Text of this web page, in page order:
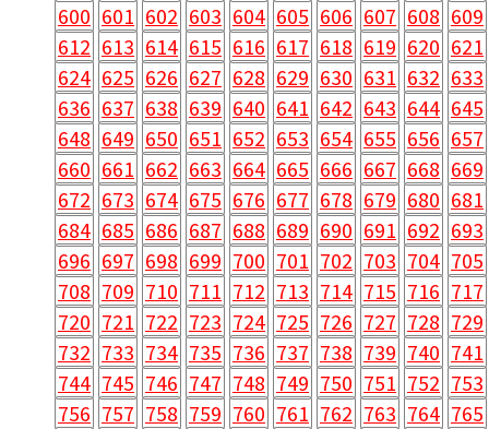
600 601 602 603 604 605 606 607 608 609
612 613 614 615 616 617 618 619 620 621
624 625 626 627 628 629 630 631 632 633
636 637 638 639 640 641 642 643 644 645
648 649 650 651 652 653 654 655 656 657
660 661 662 663 664 665 666 667 668 669
672 673 674 675 676 677 678 679 680 681
684 685 686 687 688 689 690 691 692 693
696 697 698 699 700 701 702 703 704 705
708 709 710 711 712 713 714 715 716 717
720 721 722 723 724 725 726 727 728 729
732 733 734 735 736 737 738 739 740 741
744 745 746 747 748 749 750 751 752 753
756 757 758 759 760 761 762 763 764 765